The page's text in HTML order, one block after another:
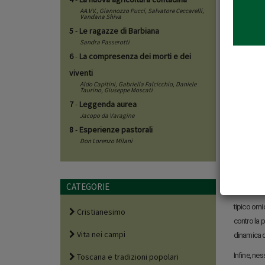
Poche
domani
Dunque,
cui
tradito, il
prima
la causa
lucana.
tipico
contro la
dinamica
Infine,
AA.VV., Giannozzo Pucci, Salvatore Ceccarelli,
Vandana Shiva
5- Le ragazze di Barbiana
Sandra Passerotti
6- La compresenza dei morti e dei
viventi
Aldo Capitini, Gabriella Falcicchio, Daniele
Taurino, Giuseppe Moscati
7- Leggenda aurea
Jacopo da Varagine
8- Esperienze pastorali
Don Lorenzo Milani
CATEGORIE
Cristianesimo
Vita nei campi
Toscana e tradizioni popolari